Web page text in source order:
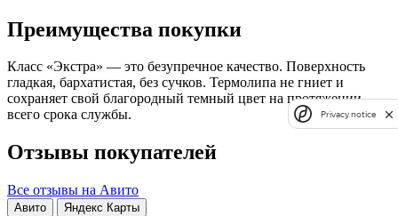
Преимущества покупки
Класс «Экстра» — это безупречное качество. Поверхность
гладкая, бархатистая, без сучков. Термолипа не гниет и
сохраняет свой благородный темный цвет на протяжении
всего срока службы.
Отзывы покупателей
Все отзывы на Авито
Авито Яндекс Карты
Privacy notice